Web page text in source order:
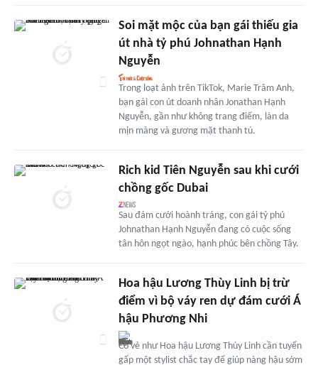
Soi mặt mộc của bạn gái thiếu gia
út nhà tỷ phú Johnathan Hạnh
Nguyễn
Trong loạt ảnh trên TikTok, Marie Trâm Anh,
bạn gái con út doanh nhân Jonathan Hạnh
Nguyễn, gần như không trang điểm, làn da
mịn màng và gương mặt thanh tú.
Rich kid Tiên Nguyễn sau khi cưới
chồng gốc Dubai
Sau đám cưới hoành tráng, con gái tỷ phú
Johnathan Hạnh Nguyễn đang có cuộc sống
tân hôn ngọt ngào, hạnh phúc bên chồng Tây.
Hoa hậu Lương Thùy Linh bị trừ
điểm vì bộ váy ren dự đám cưới Á
hậu Phương Nhi
Có vẻ như Hoa hậu Lương Thùy Linh cần tuyển
gấp một stylist chắc tay để giúp nàng hậu sớm